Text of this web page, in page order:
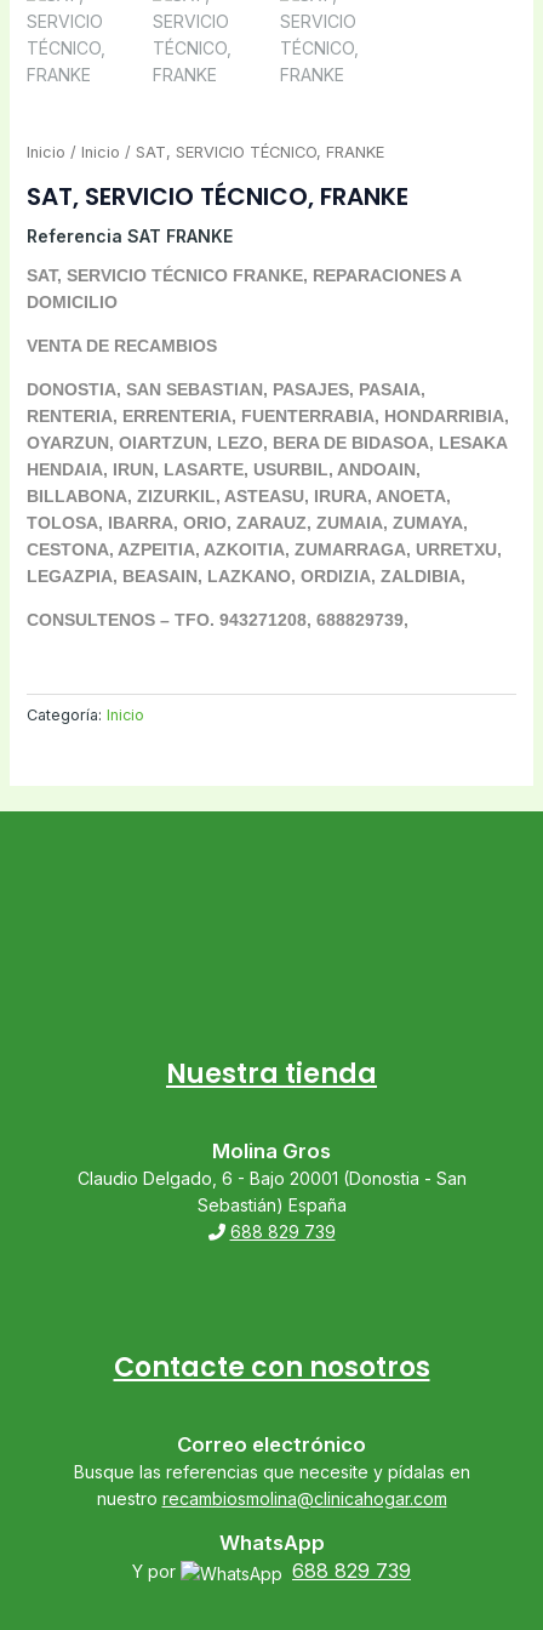
Inicio / Inicio / SAT, SERVICIO TÉCNICO, FRANKE
SAT, SERVICIO TÉCNICO, FRANKE
Referencia SAT FRANKE
SAT, SERVICIO TÉCNICO FRANKE, REPARACIONES A
DOMICILIO
VENTA DE RECAMBIOS
DONOSTIA, SAN SEBASTIAN, PASAJES, PASAIA,
RENTERIA, ERRENTERIA, FUENTERRABIA, HONDARRIBIA,
OYARZUN, OIARTZUN, LEZO, BERA DE BIDASOA, LESAKA
HENDAIA, IRUN, LASARTE, USURBIL, ANDOAIN,
BILLABONA, ZIZURKIL, ASTEASU, IRURA, ANOETA,
TOLOSA, IBARRA, ORIO, ZARAUZ, ZUMAIA, ZUMAYA,
CESTONA, AZPEITIA, AZKOITIA, ZUMARRAGA, URRETXU,
LEGAZPIA, BEASAIN, LAZKANO, ORDIZIA, ZALDIBIA,
CONSULTENOS – TFO. 943271208, 688829739,
Categoría: Inicio
Nuestra tienda
Molina Gros
Claudio Delgado, 6 - Bajo 20001 (Donostia - San
Sebastián) España
688 829 739
Contacte con nosotros
Correo electrónico
Busque las referencias que necesite y pídalas en
nuestro recambiosmolina@clinicahogar.com
WhatsApp
Y por 688 829 739